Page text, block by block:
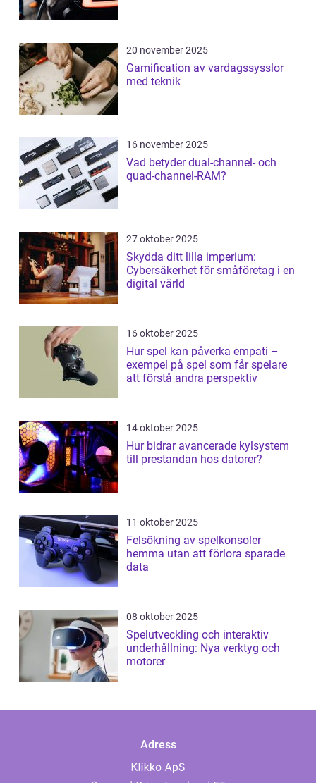
20 november 2025
Gamification av vardagssysslor
med teknik
16 november 2025
Vad betyder dual-channel- och
quad-channel-RAM?
27 oktober 2025
Skydda ditt lilla imperium:
Cybersäkerhet för småföretag i en
digital värld
16 oktober 2025
Hur spel kan påverka empati –
exempel på spel som får spelare
att förstå andra perspektiv
14 oktober 2025
Hur bidrar avancerade kylsystem
till prestandan hos datorer?
11 oktober 2025
Felsökning av spelkonsoler
hemma utan att förlora sparade
data
08 oktober 2025
Spelutveckling och interaktiv
underhållning: Nya verktyg och
motorer
Adress